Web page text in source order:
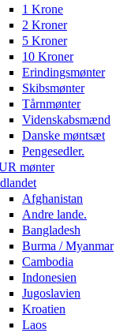
1 Krone
2 Kroner
5 Kroner
10 Kroner
Erindingsmønter
Skibsmønter
Tårnmønter
Videnskabsmænd
Danske møntsæt
Pengesedler.
mønter
Afghanistan
Andre lande.
Bangladesh
Burma / Myanmar
Cambodia
Indonesien
Jugoslavien
Kroatien
Laos